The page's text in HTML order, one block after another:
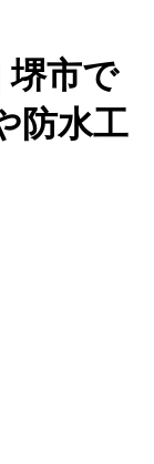
市で
防水工